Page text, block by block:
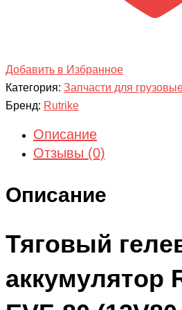
Добавить в Избранное
Категория: Запчасти для
Бренд: Rutrike
Описание
Отзывы (0)
Описание
Тяговый
аккумулятор